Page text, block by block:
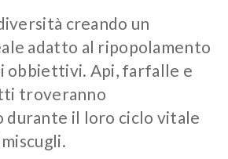
creando un
adatto al ripopolamento
obbiettivi. Api, farfalle e
troveranno
durante il loro ciclo vitale